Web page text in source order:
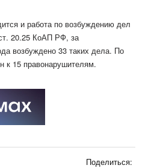
и работа по возбуждению дел
20.25 КоАП РФ, за
возбуждено 33 таких дела. По
к 15 правонарушителям.
Поделиться: